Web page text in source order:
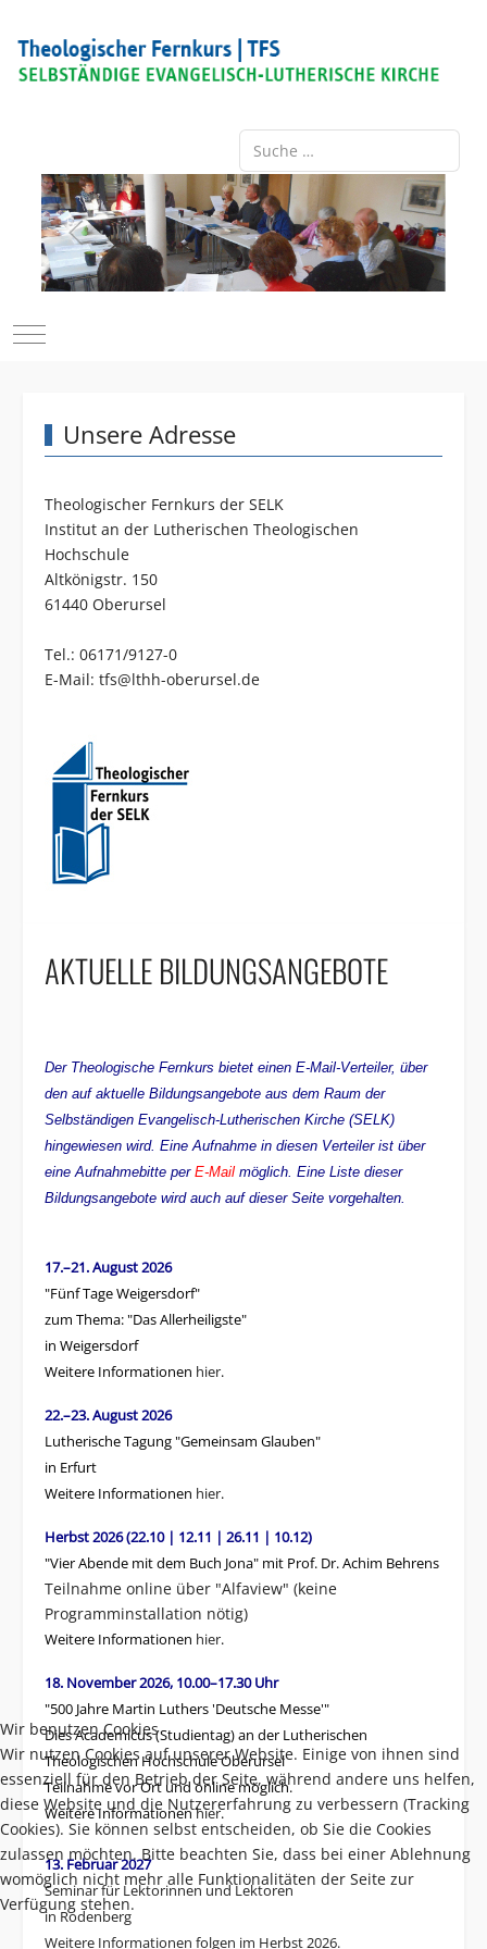
Suchen
Mobile Menu Toggle
Unsere Adresse
Theologischer Fernkurs der SELK
Institut an der Lutherischen Theologischen
Hochschule
Altkönigstr. 150
61440 Oberursel
Tel.: 06171/9127-0
E-Mail: tfs@lthh-oberursel.de
AKTUELLE BILDUNGSANGEBOTE
Der Theologische Fernkurs bietet einen E-Mail-Verteiler, über
den auf aktuelle Bildungsangebote aus dem Raum der
Selbständigen Evangelisch-Lutherischen Kirche (SELK)
hingewiesen wird. Eine Aufnahme in diesen Verteiler ist über
eine Aufnahmebitte per E-Mail möglich. Eine Liste dieser
Bildungsangebote wird auch auf dieser Seite vorgehalten.
17.–21. August 2026
"Fünf Tage Weigersdorf"
zum Thema: "Das Allerheiligste"
in Weigersdorf
Weitere Informationen hier.
22.–23. August 2026
Lutherische Tagung "Gemeinsam Glauben"
in Erfurt
Weitere Informationen hier.
Herbst 2026 (22.10 | 12.11 | 26.11 | 10.12)
"Vier Abende mit dem Buch Jona" mit Prof. Dr. Achim Behrens
Teilnahme online über "Alfaview" (keine
Programminstallation nötig)
Weitere Informationen hier.
18. November 2026, 10.00–17.30 Uhr
"500 Jahre Martin Luthers 'Deutsche Messe'"
Dies Academicus (Studientag) an der Lutherischen
Theologischen Hochschule Oberursel
Teilnahme vor Ort und online möglich.
Weitere Informationenhier.
13. Februar 2027
Seminar für Lektorinnen und Lektoren
in Rodenberg
Weitere Informationen folgen im Herbst 2026.
Wir benutzen Cookies
Wir nutzen Cookies auf unserer Website. Einige von ihnen sind
essenziell für den Betrieb der Seite, während andere uns helfen,
diese Website und die Nutzererfahrung zu verbessern (Tracking
Cookies). Sie können selbst entscheiden, ob Sie die Cookies
zulassen möchten. Bitte beachten Sie, dass bei einer Ablehnung
womöglich nicht mehr alle Funktionalitäten der Seite zur
Verfügung stehen.